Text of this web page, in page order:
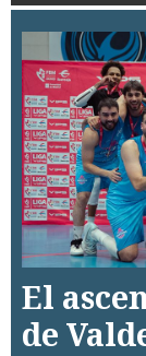
El
de